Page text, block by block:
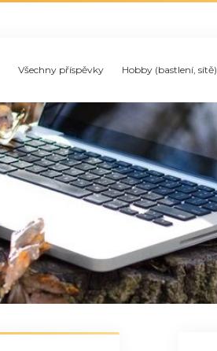
Všechny příspěvky Hobby (bastlení, sítě)